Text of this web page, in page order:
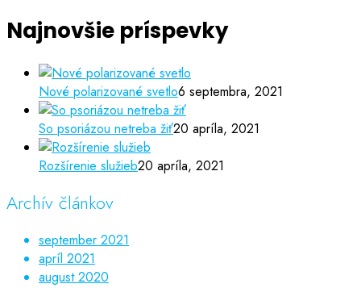
Najnovšie príspevky
Nové polarizované svetlo6 septembra, 2021
So psoriázou netreba žiť20 apríla, 2021
Rozšírenie služieb20 apríla, 2021
Archív článkov
september 2021
apríl 2021
august 2020